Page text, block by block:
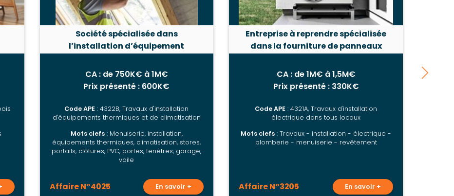
Société spécialisée dans
l’installation d’équipement
reprendre, en Auvergne-Rhône-
Alpes
CA : de 750K€ à 1M€
Prix présenté : 600K€
Code APE : 4322B, Travaux d'installation
d'équipements thermiques et de climatisation
Mots clefs: Menuiserie, installation,
équipements thermiques, climatisation, stores,
portails, clôtures, PVC, portes, fenêtres, garage,
voile
Affaire N°4025 En savoir +
Entreprise à reprendre spécialisée
dans la fourniture de panneaux
CA : de 1M€ à 1,5M€
Prix présenté : 330K€
Code APE : 4321A, Travaux d'installation
électrique dans tous locaux
Mots clefs : Travaux - installation - électrique -
plomberie - menuiserie - revêtement
Affaire N°3205 En savoir +